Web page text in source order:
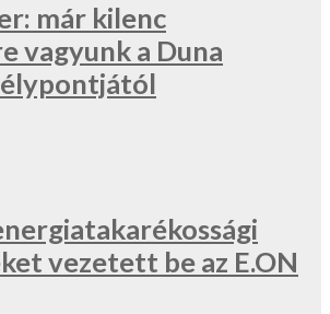
már kilenc
vagyunk a Duna
vezetett be az E.ON